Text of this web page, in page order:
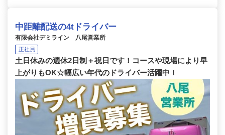
中距離配送の4tドライバー
有限会社デミライン 八尾営業所
正社員
土日休みの週休2日制＋祝日です！コースや現場により早
上がりもOK☆幅広い年代のドライバー活躍中！